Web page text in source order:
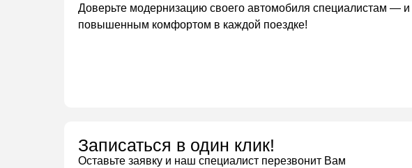
Записаться в один клик!
Оставьте заявку и наш специалист перезвонит Вам
Доверьте модернизацию своего автомобиля специалистам — и
повышенным комфортом в каждой поездке!